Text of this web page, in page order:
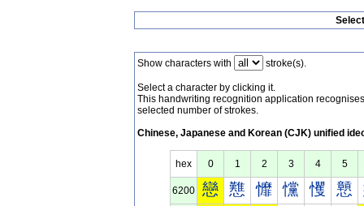
Show characters with stroke(s).
Select a character by clicking it.
This handwriting recognition application
selected number of strokes.
Chinese, Japanese and Korean (CJK) unified
hex 0 1 2 3 4 5
6200 戀 戁 戂 戃 戄 戅